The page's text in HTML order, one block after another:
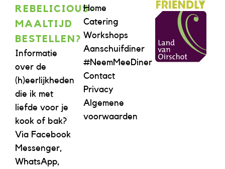
REBELICIOUS-
MAALTIJD
BESTELLEN?
Informatie
over de
(h)eerlijkheden
die ik met
liefde voor je
kook of bak?
Via Facebook
Messenger,
WhatsApp,
Home
Catering
Workshops
Aanschuifdiner
#NeemMeeDiner
Contact
Privacy
Algemene
voorwaarden